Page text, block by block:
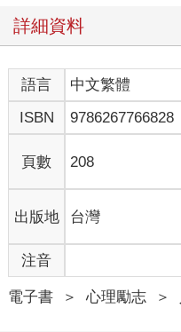
詳細資料
語言 中文繁體
ISBN
9786267766828
頁數 208
出版地 台灣
注音
電子書 ＞ 心理勵志 ＞